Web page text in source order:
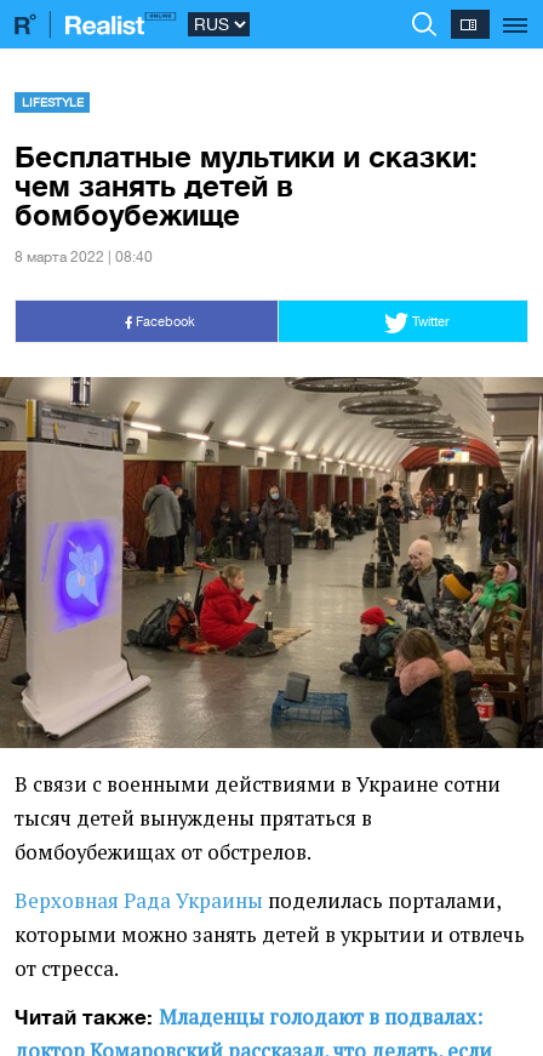
LIFESTYLE
Бесплатные мультики и сказки:
чем занять детей в
бомбоубежище
8 марта 2022 | 08:40
Facebook Twitter
В связи с военными действиями в Украине сотни
тысяч детей вынуждены прятаться в
бомбоубежищах от обстрелов.
Верховная Рада Украины поделилась порталами,
которыми можно занять детей в укрытии и отвлечь
от стресса.
Читай также: Младенцы голодают в подвалах: